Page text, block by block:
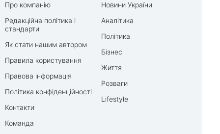
Про компанію
Редакційна політика і
стандарти
Як стати нашим автором
Правила користування
Правова інформація
Політика конфіденційності
Контакти
Команда
Новини України
Аналітика
Політика
Бізнес
Життя
Розваги
Lifestyle